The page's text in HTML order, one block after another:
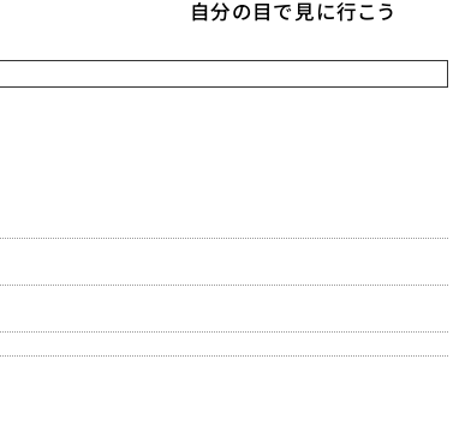
自分の目で見に行こう